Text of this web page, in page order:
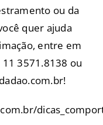
ou da
quer ajuda
entre em
3571.8138 ou
!